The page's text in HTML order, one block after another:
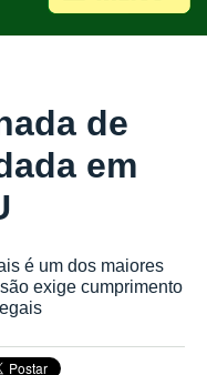
de
em
é um dos maiores
exige cumprimento